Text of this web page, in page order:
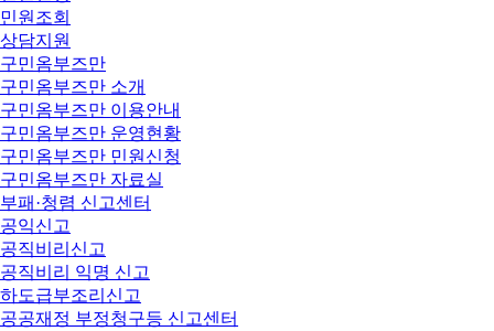
민원조회
상담지원
구민옴부즈만
구민옴부즈만 소개
구민옴부즈만 이용안내
구민옴부즈만 운영현황
구민옴부즈만 민원신청
구민옴부즈만 자료실
부패·청렴 신고센터
공익신고
공직비리신고
공직비리 익명 신고
하도급부조리신고
공공재정 부정청구등 신고센터